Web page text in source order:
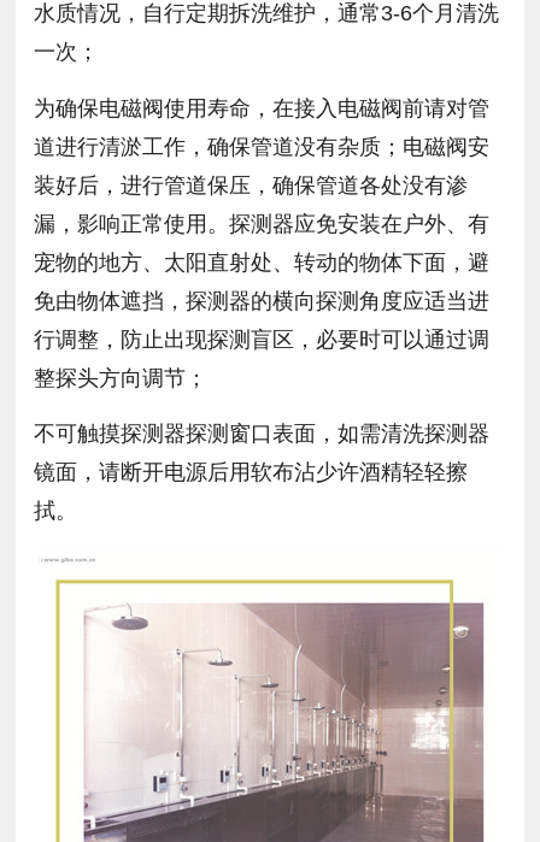
水质情况，自行定期拆洗维护，通常3-6个月清洗
一次；
为确保电磁阀使用寿命，在接入电磁阀前请对管
道进行清淤工作，确保管道没有杂质；电磁阀安
装好后，进行管道保压，确保管道各处没有渗
漏，影响正常使用。探测器应免安装在户外、有
宠物的地方、太阳直射处、转动的物体下面，避
免由物体遮挡，探测器的横向探测角度应适当进
行调整，防止出现探测盲区，必要时可以通过调
整探头方向调节；
不可触摸探测器探测窗口表面，如需清洗探测器
镜面，请断开电源后用软布沾少许酒精轻轻擦
拭。